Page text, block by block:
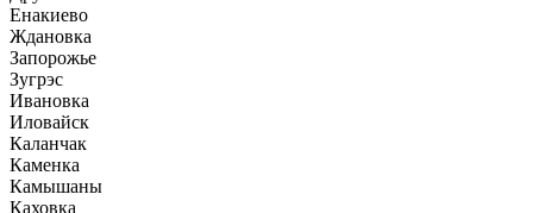
Енакиево
Ждановка
Запорожье
Зугрэс
Ивановка
Иловайск
Каланчак
Каменка
Камышаны
Каховка